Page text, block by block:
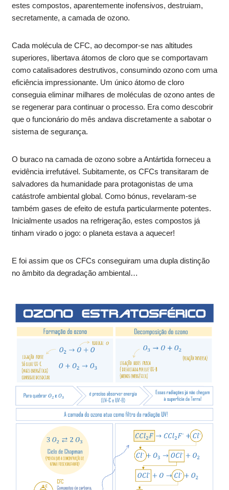
estes compostos, aparentemente inofensivos, destruiam,
secretamente, a camada de ozono.
Cada molécula de CFC, ao decompor-se nas altitudes
superiores, libertava átomos de cloro que se comportavam
como catalisadores destrutivos, consumindo ozono com uma
eficiência impressionante. Um único átomo de cloro
conseguia eliminar milhares de moléculas de ozono antes de
se regenerar para continuar o processo. Era como descobrir
que o funcionário do mês andava discretamente a sabotar o
sistema de segurança.
O buraco na camada de ozono sobre a Antártida forneceu a
evidência irrefutável. Subitamente, os CFCs transitaram de
salvadores da humanidade para protagonistas de uma
catástrofe ambiental global. Como bónus, revelaram-se
também gases de efeito de estufa particularmente potentes.
Inicialmente usados na refrigeração, estes compostos já
tinham virado o jogo: o planeta estava a aquecer!
E foi assim que os CFCs conseguiram uma dupla distinção
no âmbito da degradação ambiental…